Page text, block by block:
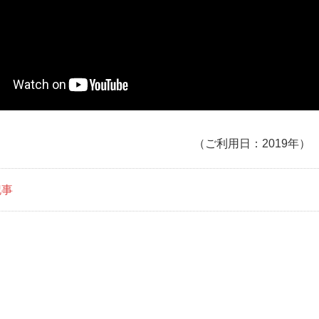
（ご利用日：2019年）